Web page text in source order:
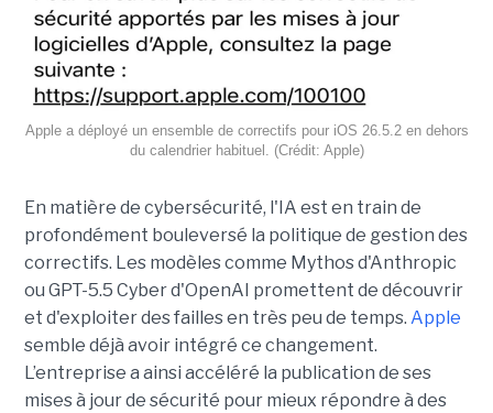
Apple a déployé un ensemble de correctifs pour iOS 26.5.2 en dehors
du calendrier habituel. (Crédit: Apple)
En matière de cybersécurité, l'IA est en train de
profondément bouleversé la politique de gestion des
correctifs. Les modèles comme Mythos d'Anthropic
ou GPT-5.5 Cyber d'OpenAI promettent de découvrir
et d'exploiter des failles en très peu de temps. Apple
semble déjà avoir intégré ce changement.
L’entreprise a ainsi accéléré la publication de ses
mises à jour de sécurité pour mieux répondre à des